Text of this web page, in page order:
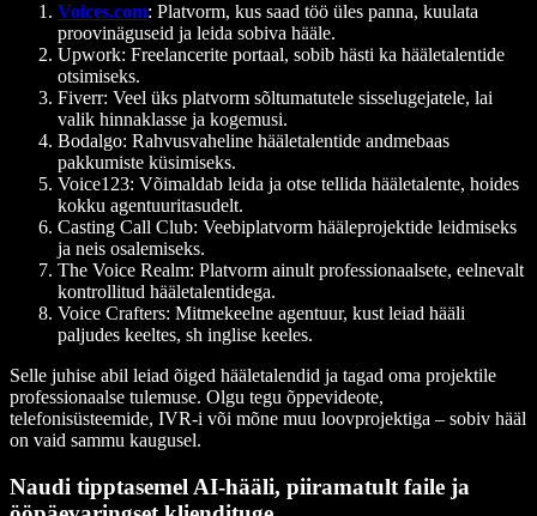
Voices.com: Platvorm, kus saad töö üles panna, kuulata
proovinäguseid ja leida sobiva hääle.
Upwork: Freelancerite portaal, sobib hästi ka hääletalentide
otsimiseks.
Fiverr: Veel üks platvorm sõltumatutele sisselugejatele, lai
valik hinnaklasse ja kogemusi.
Bodalgo: Rahvusvaheline hääletalentide andmebaas
pakkumiste küsimiseks.
Voice123: Võimaldab leida ja otse tellida hääletalente, hoides
kokku agentuuritasudelt.
Casting Call Club: Veebiplatvorm hääleprojektide leidmiseks
ja neis osalemiseks.
The Voice Realm: Platvorm ainult professionaalsete, eelnevalt
kontrollitud hääletalentidega.
Voice Crafters: Mitmekeelne agentuur, kust leiad hääli
paljudes keeltes, sh inglise keeles.
Selle juhise abil leiad õiged hääletalendid ja tagad oma projektile
professionaalse tulemuse. Olgu tegu õppevideote,
telefonisüsteemide, IVR-i või mõne muu loovprojektiga – sobiv hääl
on vaid sammu kaugusel.
Naudi tipptasemel AI-hääli, piiramatult faile ja